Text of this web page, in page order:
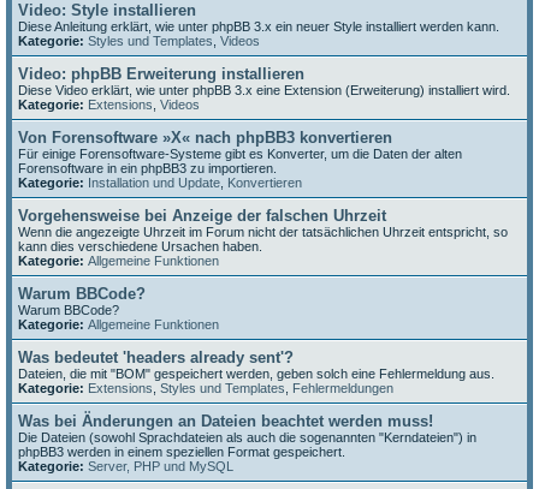
Video: Style installieren
Diese Anleitung erklärt, wie unter phpBB 3.x ein neuer Style installiert werden kann.
Kategorie: Styles und Templates Videos
Video: phpBB Erweiterung installieren
Diese Video erklärt, wie unter phpBB 3.x eine Extension (Erweiterung) installiert wird.
Kategorie: Extensions Videos
Von Forensoftware »X« nach phpBB3 konvertieren
Für einige Forensoftware-Systeme gibt es Konverter, um die Daten der alten
Forensoftware in ein phpBB3 zu importieren.
Kategorie: Installation und Update Konvertieren
Vorgehensweise bei Anzeige der falschen Uhrzeit
Wenn die angezeigte Uhrzeit im Forum nicht der tatsächlichen Uhrzeit entspricht, so
kann dies verschiedene Ursachen haben.
Kategorie: Allgemeine Funktionen
Warum BBCode?
Warum BBCode?
Kategorie: Allgemeine Funktionen
Was bedeutet 'headers already sent'?
Dateien, die mit "BOM" gespeichert werden, geben solch eine Fehlermeldung aus.
Kategorie: Extensions Styles und Templates Fehlermeldungen
Was bei Änderungen an Dateien beachtet werden muss!
Die Dateien (sowohl Sprachdateien als auch die sogenannten "Kerndateien") in
phpBB3 werden in einem speziellen Format gespeichert.
Kategorie: Server, PHP und MySQL